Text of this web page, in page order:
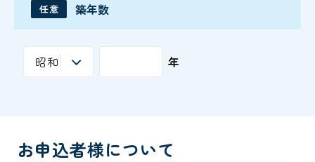
任意 築年数
年
お申込者様について